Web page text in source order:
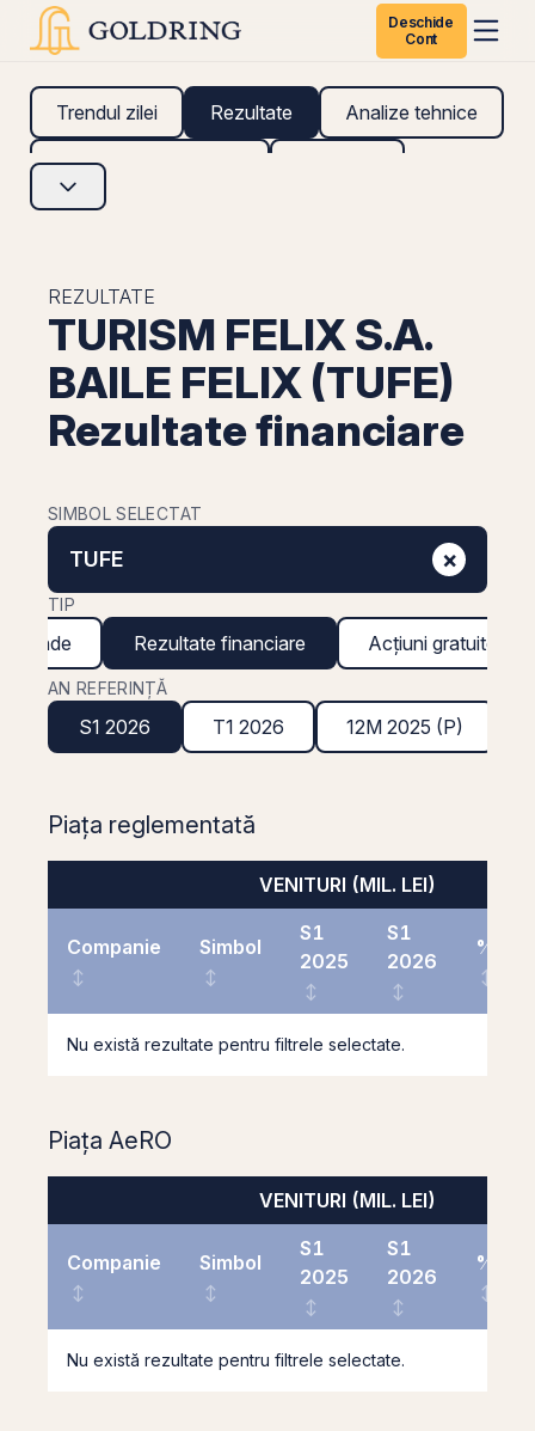
Deschide
Cont
Trendul zilei Rezultate Analize tehnice
Analize fundamentale
REZULTATE
TURISM FELIX S.A.
BAILE FELIX (TUFE)
Rezultate financiare
SIMBOL SELECTAT
TUFE ×
TIP
Rezultate financiare Acțiuni gratuite
AN REFERINȚĂ
S1 2026 T1 2026 12M 2025 (P)
Piața reglementată
VENITURI (MIL. LEI)
Companie Simbol
S1
2025
S1
2026
%
Nu există rezultate pentru filtrele selectate.
Piața AeRO
VENITURI (MIL. LEI)
Companie Simbol
S1
2025
S1
2026
%
Nu există rezultate pentru filtrele selectate.